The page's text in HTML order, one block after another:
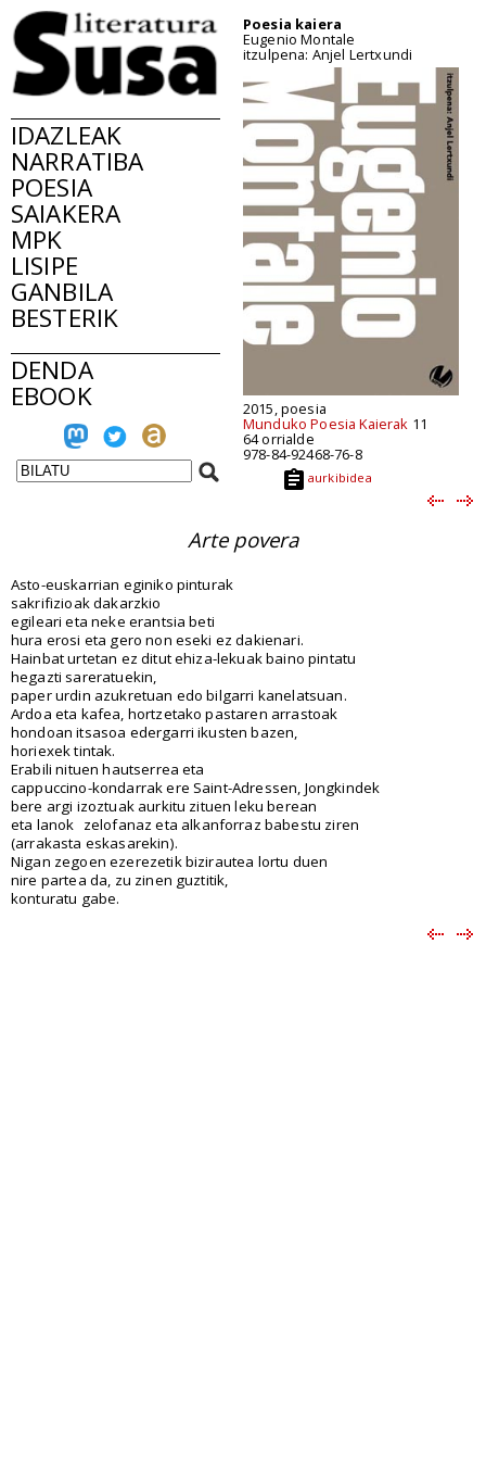
IDAZLEAK
NARRATIBA
POESIA
SAIAKERA
MPK
LISIPE
GANBILA
BESTERIK
DENDA
EBOOK
Poesia kaiera
Eugenio Montale
itzulpena: Anjel Lertxundi
2015, poesia
Munduko Poesia Kaierak 11
64 orrialde
978-84-92468-76-8
aurkibidea
Arte povera
Asto-euskarrian eginiko pinturak
sakrifizioak dakarzkio
egileari eta neke erantsia beti
hura erosi eta gero non eseki ez dakienari.
Hainbat urtetan ez ditut ehiza-lekuak baino pintatu
hegazti sareratuekin,
paper urdin azukretuan edo bilgarri kanelatsuan.
Ardoa eta kafea, hortzetako pastaren arrastoak
hondoan itsasoa edergarri ikusten bazen,
horiexek tintak.
Erabili nituen hautserrea eta
cappuccino-kondarrak ere Saint-Adressen, Jongkindek
bere argi izoztuak aurkitu zituen leku berean
eta lanok zelofanaz eta alkanforraz babestu ziren
(arrakasta eskasarekin).
Nigan zegoen ezerezetik bizirautea lortu duen
nire partea da, zu zinen guztitik,
konturatu gabe.